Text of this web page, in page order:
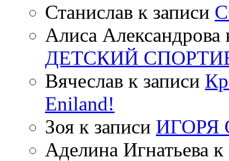
Станислав к записи
Алиса Александрова
ДЕТСКИЙ
Вячеслав к записи
Eniland!
Зоя к записи ИГОРЯ
Аделина Игнатьева к